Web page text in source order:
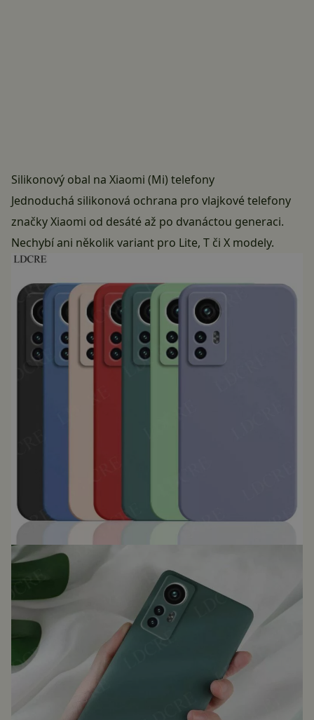
Silikonový obal na Xiaomi (Mi) telefony
Jednoduchá silikonová ochrana pro vlajkové telefony
značky Xiaomi od desáté až po dvanáctou generaci.
Nechybí ani několik variant pro Lite, T či X modely.